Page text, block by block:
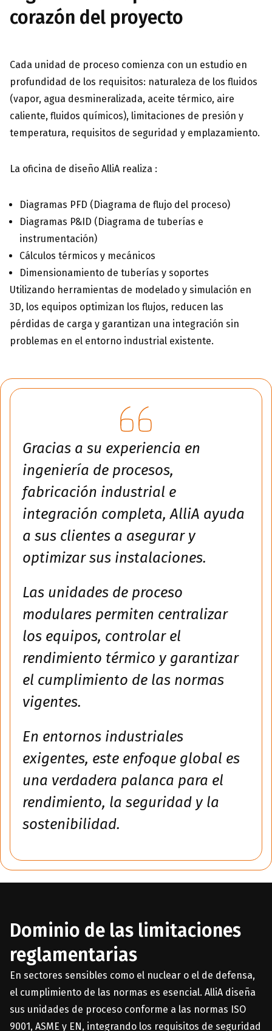
corazón del proyecto
Cada unidad de proceso comienza con un estudio en
profundidad de los requisitos: naturaleza de los fluidos
(vapor, agua desmineralizada, aceite térmico, aire
caliente, fluidos químicos), limitaciones de presión y
temperatura, requisitos de seguridad y emplazamiento.
La oficina de diseño AlliA realiza :
Diagramas PFD (Diagrama de flujo del proceso)
Diagramas P&ID (Diagrama de tuberías e
instrumentación)
Cálculos térmicos y mecánicos
Dimensionamiento de tuberías y soportes
Utilizando herramientas de modelado y simulación en
3D, los equipos optimizan los flujos, reducen las
pérdidas de carga y garantizan una integración sin
problemas en el entorno industrial existente.
Gracias a su experiencia en
ingeniería de procesos,
fabricación industrial e
integración completa, AlliA ayuda
a sus clientes a asegurar y
optimizar sus instalaciones.
Las unidades de proceso
modulares permiten centralizar
los equipos, controlar el
rendimiento térmico y garantizar
el cumplimiento de las normas
vigentes.
En entornos industriales
exigentes, este enfoque global es
una verdadera palanca para el
rendimiento, la seguridad y la
sostenibilidad.
Dominio de las limitaciones
reglamentarias
En sectores sensibles como el nuclear o el de defensa,
el cumplimiento de las normas es esencial. AlliA diseña
sus unidades de proceso conforme a las normas ISO
9001, ASME y EN, integrando los requisitos de seguridad